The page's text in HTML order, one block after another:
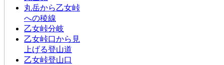
丸岳から乙女峠
への稜線
乙女峠分岐
乙女峠口から見
上げる登山道
乙女峠登山口